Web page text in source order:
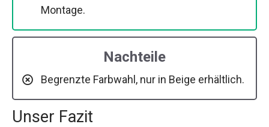
Montage.
Nachteile
Begrenzte Farbwahl, nur in Beige erhältlich.
Unser Fazit